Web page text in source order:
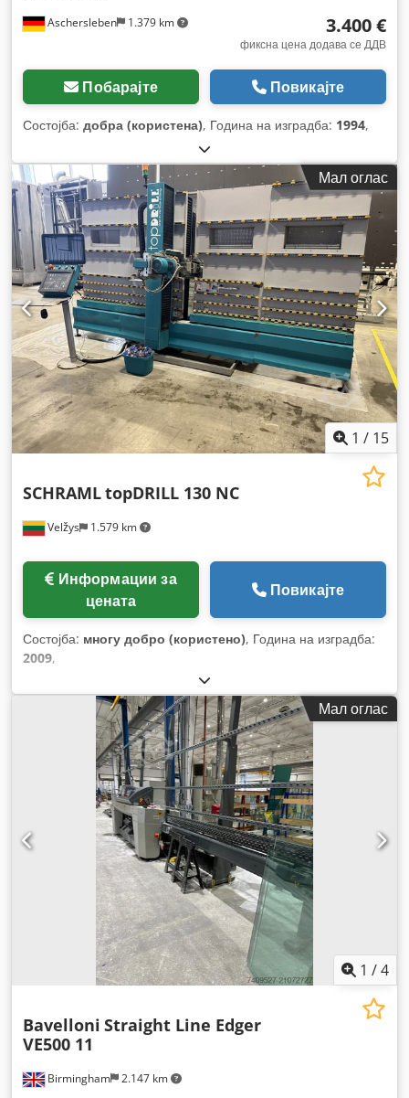
Aschersleben 1.379 km 3.400 €
фиксна цена додава се ДДВ
Побарајте Повикајте
Состојба: добра (користена), Година на изградба: 1994,
Мал оглас
1 / 15
Velžys 1.579 km
SCHRAMLtopDRILL 130 NC
цената
Повикајте
Состојба: многу добро (користено), Година на изградба:
2009,
Мал оглас
1 /4
Birmingham 2.147 km
Bavelloni Straight Line Edger
VE500 11